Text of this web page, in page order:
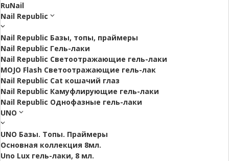
RuNail
Nail Republic
Nail Republic Базы, топы, праймеры
Nail Republic Гель-лаки
Nail Republic Светоотражающие гель-лаки
MOJO Flash Светоотражающие гель-лак
Nail Republic Cat кошачий глаз
Nail Republic Камуфлирующие гель-лаки
Nail Republic Однофазные гель-лаки
UNO
UNO Базы. Топы. Праймеры
Основная коллекция 8мл.
Uno Lux гель-лаки, 8 мл.